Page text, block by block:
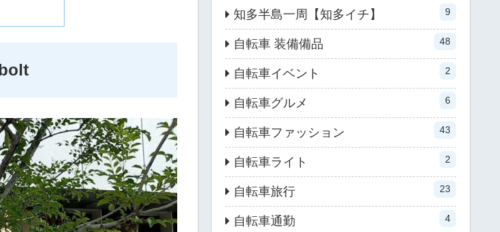
知多半島一周【知多イチ】 9
自転車 装備備品 48
自転車イベント 2
自転車グルメ 6
自転車ファッション 43
自転車ライト 2
自転車旅行 23
自転車通勤 4